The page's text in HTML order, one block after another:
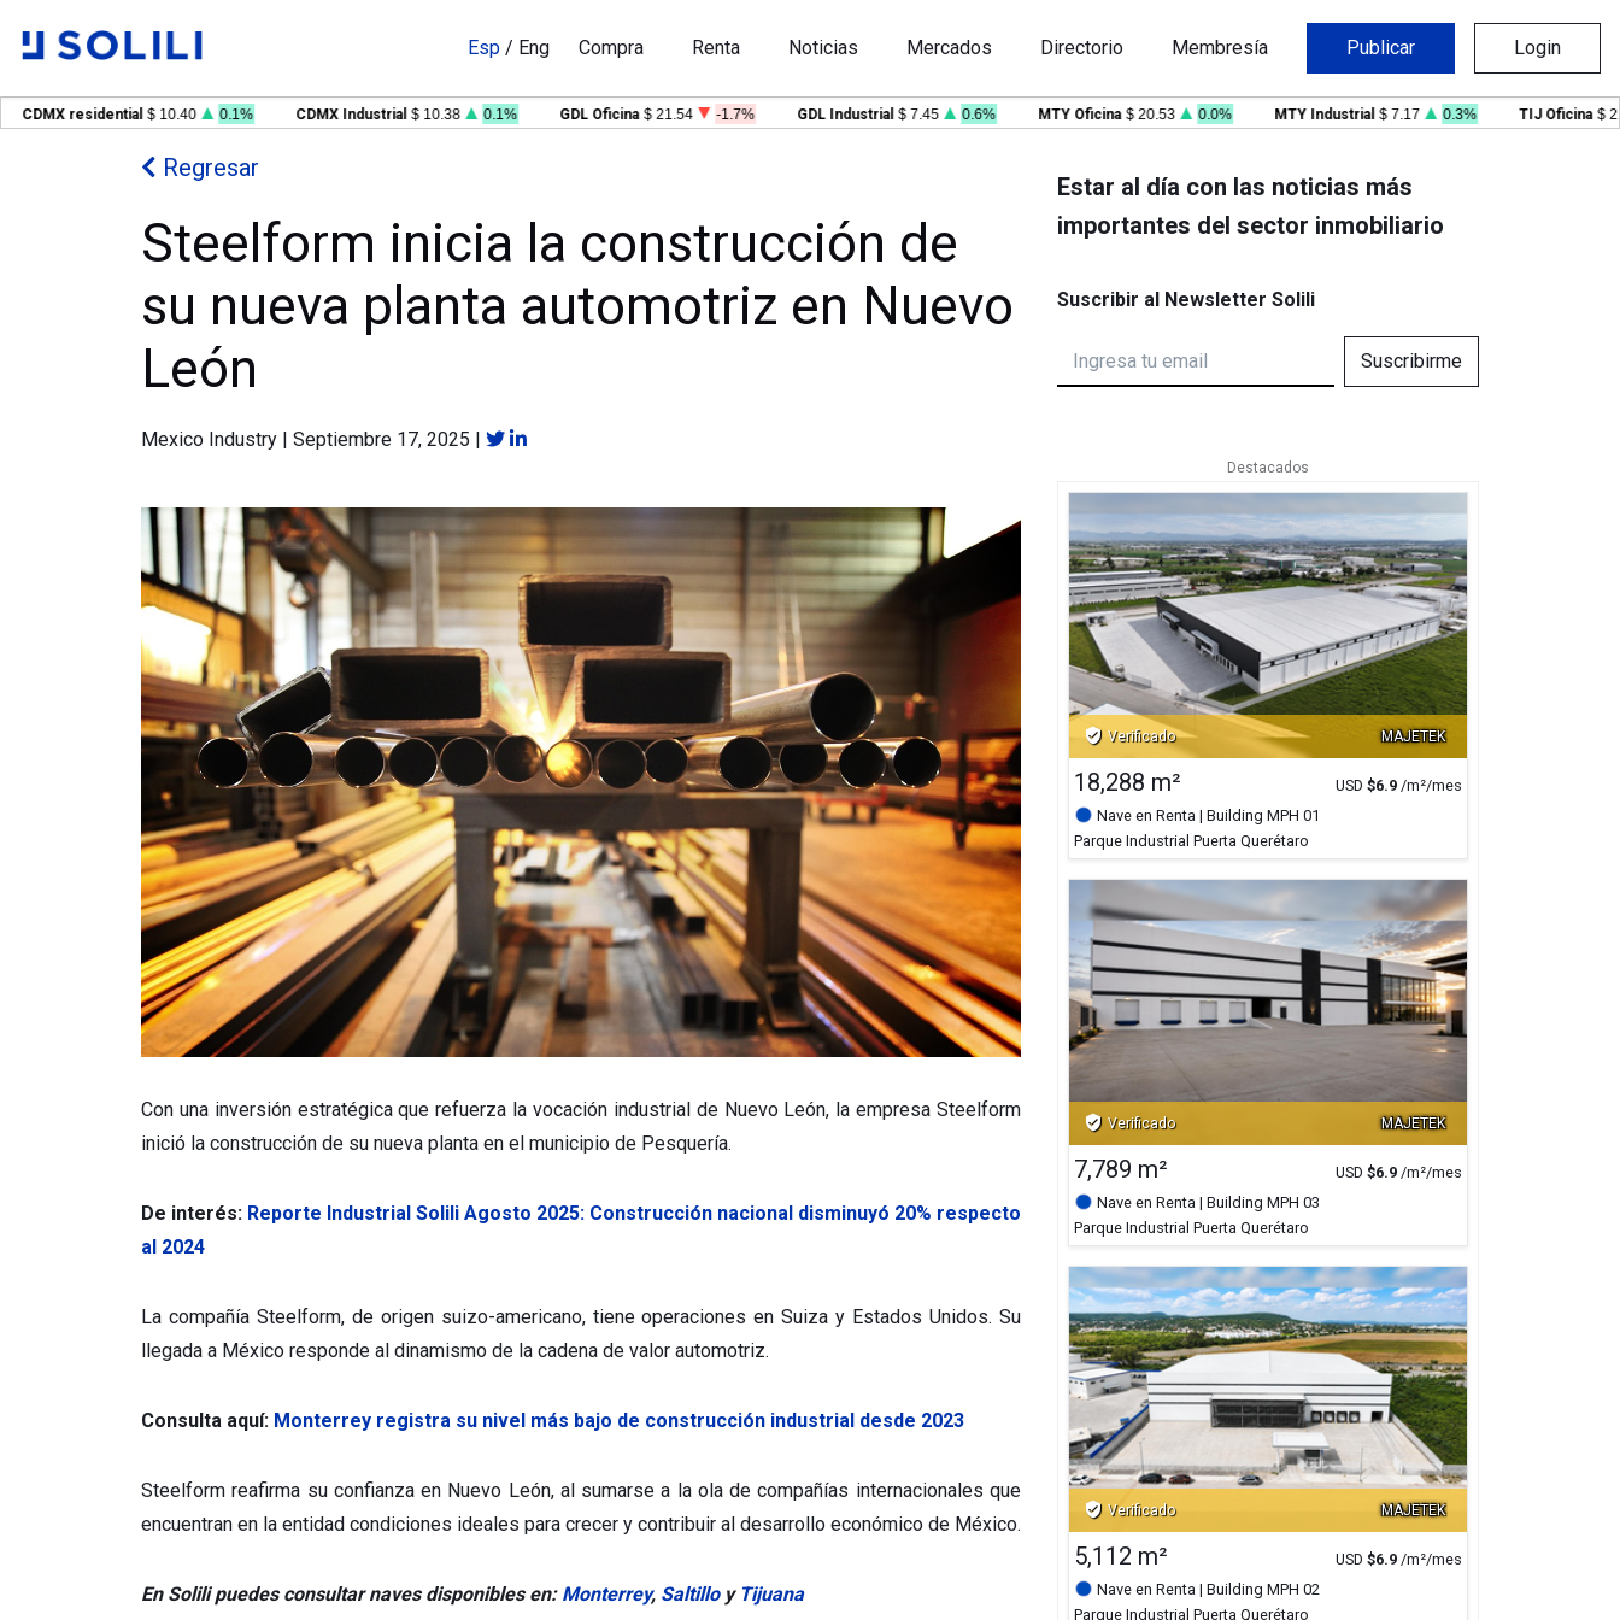
Esp / Eng Compra Renta Noticias Mercados Directorio Membresía Publicar Login
residential $ 10.40 0.1% CDMX Industrial $ 10.38 0.1% GDL Oficina $ 21.54 -1.7% GDL Industrial $ 7.45 0.6% MTY Oficina $ 20.53 0.0% MTY Industrial $ 7.17 0.3% TIJ Oficina $ 21.09
Regresar
Steelform inicia la construcción de
su nueva planta automotriz en Nuevo
León
Mexico Industry | Septiembre 17, 2025 |
Con una inversión estratégica que refuerza la vocación industrial de Nuevo León, la empresa Steelform
inició la construcción de su nueva planta en el municipio de Pesquería.
De interés: Reporte Industrial Solili Agosto 2025: Construcción nacional disminuyó 20% respecto
al 2024
La compañía Steelform, de origen suizo-americano, tiene operaciones en Suiza y Estados Unidos. Su
llegada a México responde al dinamismo de la cadena de valor automotriz.
Consulta aquí: Monterrey registra su nivel más bajo de construcción industrial desde 2023
Steelform reafirma su confianza en Nuevo León, al sumarse a la ola de compañías internacionales que
encuentran en la entidad condiciones ideales para crecer y contribuir al desarrollo económico de México.
En Solili puedes consultar naves disponibles en:Monterrey, Saltilloy Tijuana
Estar al día con las noticias más
importantes del sector inmobiliario
Suscribir al Newsletter Solili
Suscribirme
Destacados
MAJETEK
verified_user Verificado
18,288 m² USD $6.9 /m²/mes
Nave en Renta | Building MPH 01
Parque Industrial Puerta Querétaro
MAJETEK
verified_user Verificado
7,789 m² USD $6.9 /m²/mes
Nave en Renta | Building MPH 03
Parque Industrial Puerta Querétaro
MAJETEK
verified_user Verificado
5,112 m² USD $6.9 /m²/mes
Nave en Renta | Building MPH 02
Parque Industrial Puerta Querétaro